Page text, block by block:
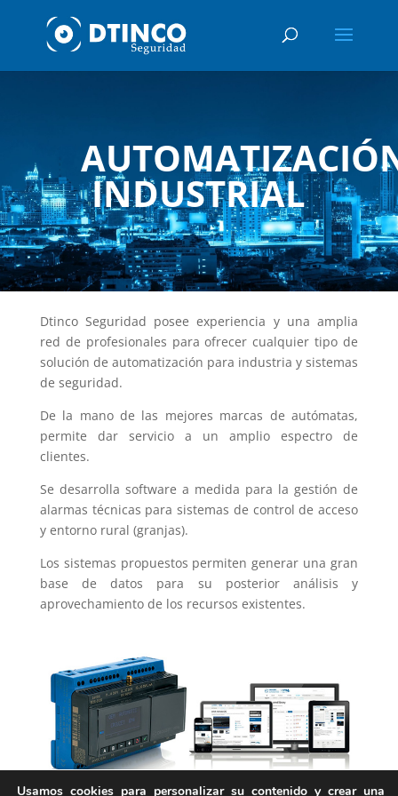
INDUSTRIAL
Dtinco Seguridad posee experiencia y una amplia
red de profesionales para ofrecer cualquier tipo de
solución de automatización para industria y sistemas
de seguridad.
De la mano de las mejores marcas de autómatas,
permite dar servicio a un amplio espectro de
clientes.
Se desarrolla software a medida para la gestión de
alarmas técnicas para sistemas de control de acceso
y entorno rural (granjas).
Los sistemas propuestos permiten generar una gran
base de datos para su posterior análisis y
aprovechamiento de los recursos existentes.
Usamos cookies para personalizar su contenido y crear una